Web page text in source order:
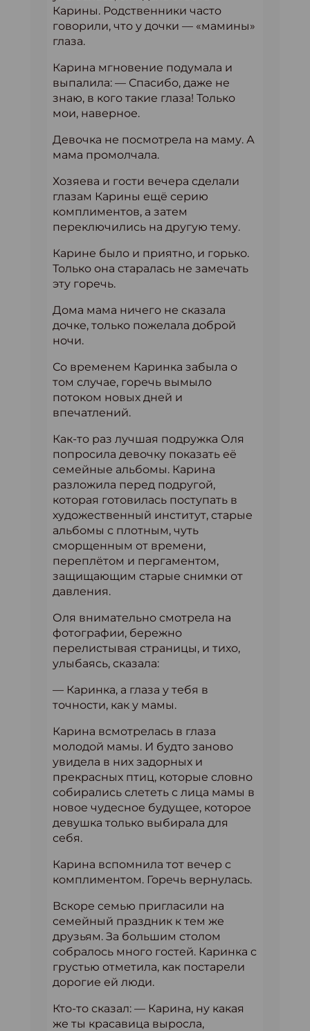
Карины. Родственники часто
говорили, что у дочки — «мамины»
глаза.
Карина мгновение подумала и
выпалила: — Спасибо, даже не
знаю, в кого такие глаза! Только
мои, наверное.
Девочка не посмотрела на маму. А
мама промолчала.
Хозяева и гости вечера сделали
глазам Карины ещё серию
комплиментов, а затем
переключились на другую тему.
Карине было и приятно, и горько.
Только она старалась не замечать
эту горечь.
Дома мама ничего не сказала
дочке, только пожелала доброй
ночи.
Со временем Каринка забыла о
том случае, горечь вымыло
потоком новых дней и
впечатлений.
Как-то раз лучшая подружка Оля
попросила девочку показать её
семейные альбомы. Карина
разложила перед подругой,
которая готовилась поступать в
художественный институт, старые
альбомы с плотным, чуть
сморщенным от времени,
переплётом и пергаментом,
защищающим старые снимки от
давления.
Оля внимательно смотрела на
фотографии, бережно
перелистывая страницы, и тихо,
улыбаясь, сказала:
— Каринка, а глаза у тебя в
точности, как у мамы.
Карина всмотрелась в глаза
молодой мамы. И будто заново
увидела в них задорных и
прекрасных птиц, которые словно
собирались слететь с лица мамы в
новое чудесное будущее, которое
девушка только выбирала для
себя.
Карина вспомнила тот вечер с
комплиментом. Горечь вернулась.
Вскоре семью пригласили на
семейный праздник к тем же
друзьям. За большим столом
собралось много гостей. Каринка с
грустью отметила, как постарели
дорогие ей люди.
Кто-то сказал: — Карина, ну какая
же ты красавица выросла,